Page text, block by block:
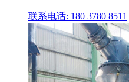
联系电话: 180 3780 8511